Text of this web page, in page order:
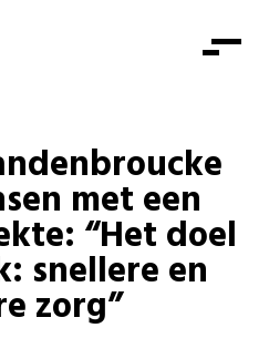
kansen
mensen
mee
mee
lid
niets
Shop
Login
met een
“Het doel
snellere en
zorg”